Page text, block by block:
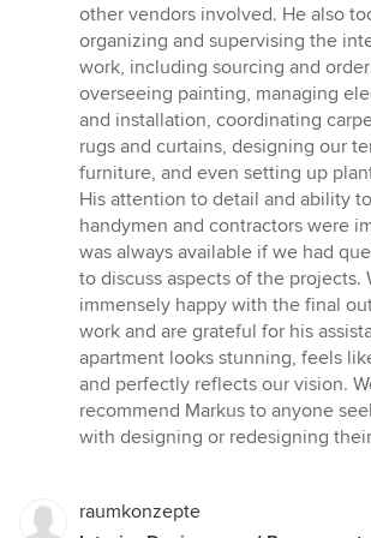
other vendors involved. He also
organizing and supervising the
work, including sourcing and
overseeing painting, managing
and installation, coordinating
rugs and curtains, designing our
furniture, and even setting up
His attention to detail and ability
handymen and contractors were
was always available if we had
to discuss aspects of the projects.
immensely happy with the final
work and are grateful for his
apartment looks stunning, feels
and perfectly reflects our vision.
recommend Markus to anyone
with designing or redesigning
raumkonzepte